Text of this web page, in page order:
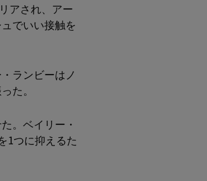
アされ、アー
でいい接触を
ランビーはノ
た。
。ベイリー・
1つに抑えるた